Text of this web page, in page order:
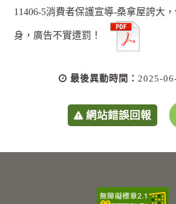
11406-5消費者保護宣導-桑拿屋誇大
身，廣告不實遭罰！
最後異動時間： 2025-
網站錯誤回報